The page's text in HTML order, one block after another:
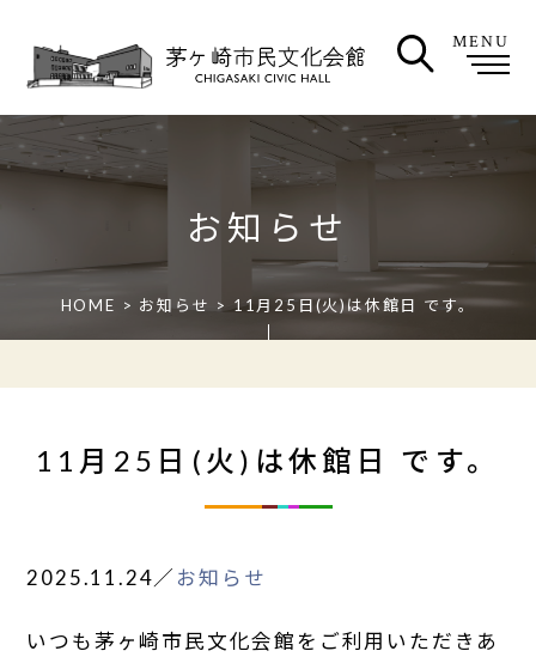
MENU
お知らせ
HOME > お知らせ > 11月25日(火)は休館日 です。
11月25日(火)は休館日 です。
2025.11.24／ お知らせ
いつも茅ヶ崎市民文化会館をご利用いただきあ